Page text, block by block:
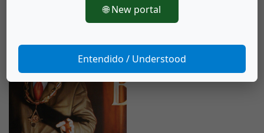
🌐 New portal
Entendido / Understood